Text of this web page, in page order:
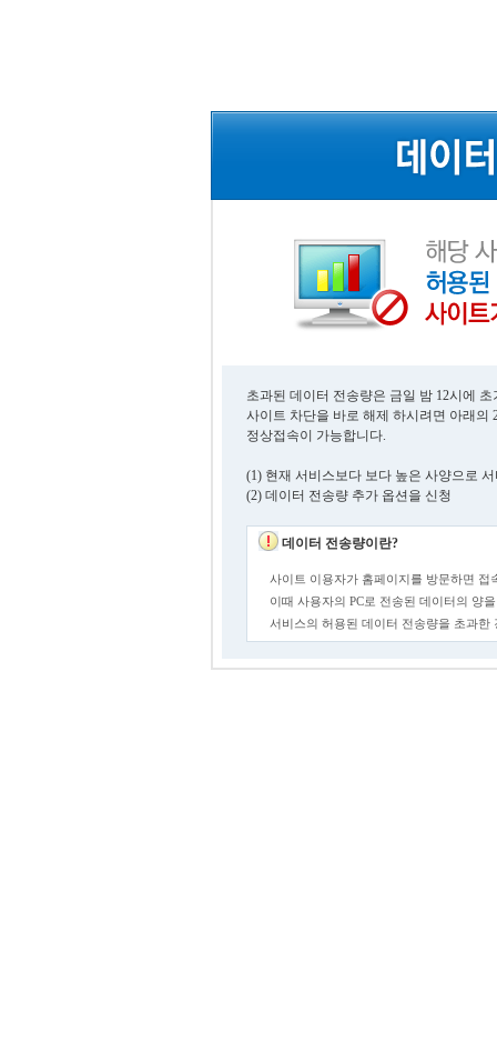
초과된 데이터 전송량은 금일 밤 12시에
사이트 차단을 바로 해제 하시려면 아래의
정상접속이 가능합니다.
(1) 현재 서비스보다 보다 높은 사양으로
(2) 데이터 전송량 추가 옵션을 신청
데이터 전송량이란?
사이트 이용자가 홈페이지를 방문하면 접
이때 사용자의 PC로 전송된 데이터의 양
서비스의 허용된 데이터 전송량을 초과